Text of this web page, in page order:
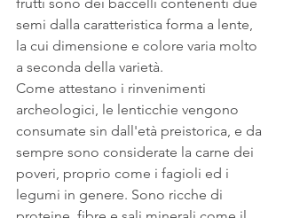
semi dalla caratteristica forma a lente,
la cui dimensione e colore varia molto
a seconda della varietà.
Come attestano i rinvenimenti
archeologici, le lenticchie vengono
consumate sin dall'età preistorica, e da
sempre sono considerate la carne dei
poveri, proprio come i fagioli ed i
legumi in genere. Sono ricche di